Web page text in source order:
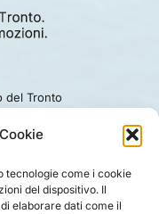
tecnologie come i cookie
del dispositivo. Il
elaborare dati come il
del Tronto
|DISCLAIMER